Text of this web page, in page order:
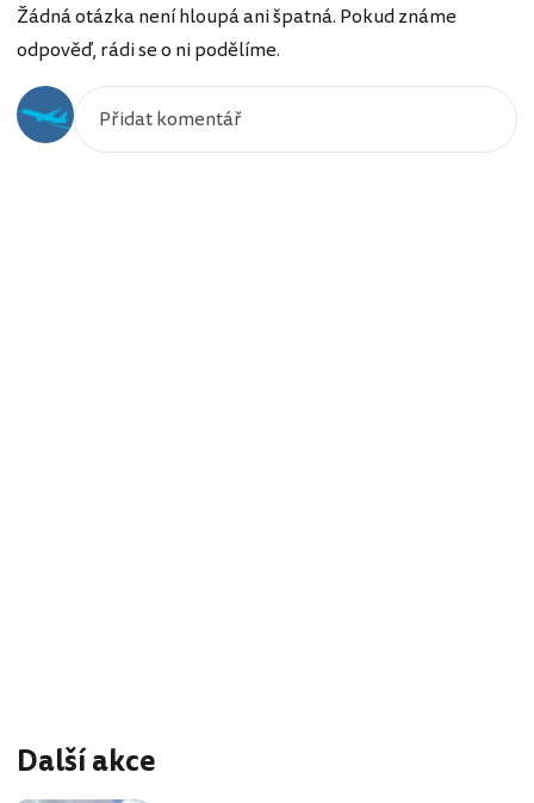
Žádná otázka není hloupá ani špatná. Pokud známe
odpověď, rádi se o ni podělíme.
Další akce